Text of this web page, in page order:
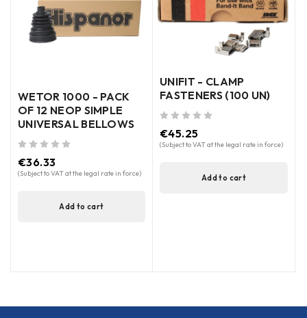
WETOR 1000 - PACK
OF 12 NEOP SIMPLE
UNIVERSAL BELLOWS
€36.33
(Subject to VAT at the legal rate in force)
Add to cart
UNIFIT - CLAMP
FASTENERS (100 UN)
€45.25
(Subject to VAT at the legal rate in force)
Add to cart